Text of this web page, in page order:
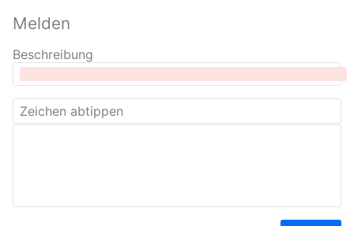
Melden
Beschreibung